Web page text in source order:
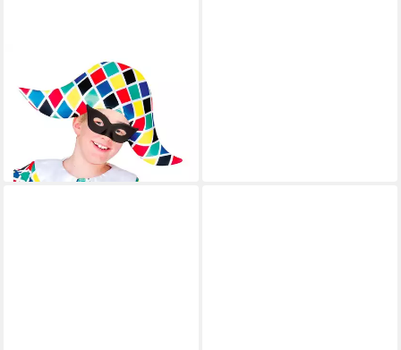
WIDMANN S.R.L.
Verkleidungsmaske Kinder
Schmetterling Augenmaske
63861, Schwarz
lieferbar - in 2-3 Werktagen bei dir